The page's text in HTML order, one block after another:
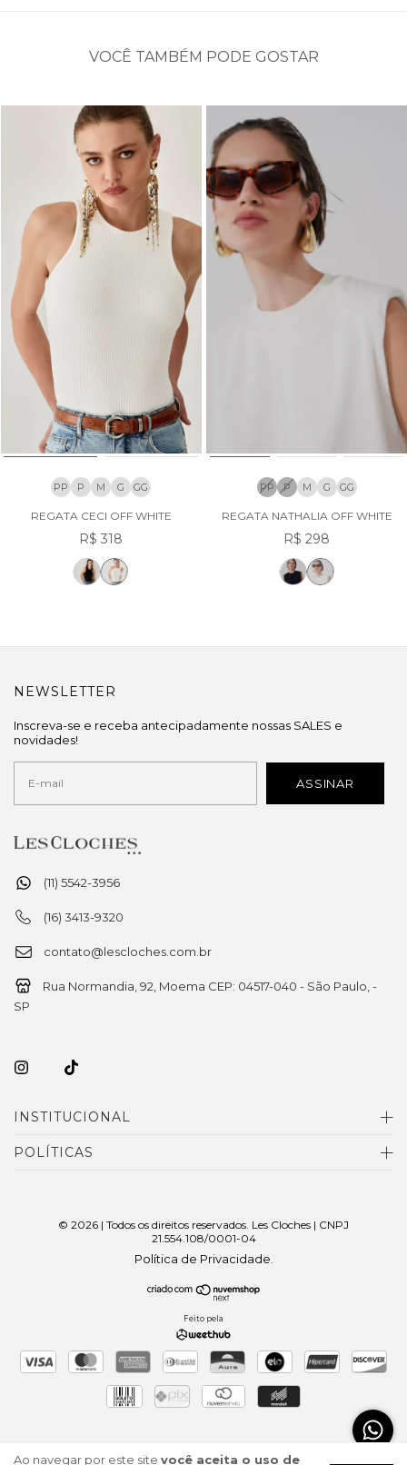
Ao navegar por este site você aceita o uso de
VOCÊ TAMBÉM PODE GOSTAR
PP P M G GG
REGATA CECI OFF WHITE
R$ 318
PP P M G GG
REGATA NATHALIA OFF WHITE
R$ 298
(11) 5542-3956
(16) 3413-9320
contato@lescloches.com.br
Rua Normandia, 92, Moema CEP: 04517-040 - São Paulo, -
SP
INSTITUCIONAL
POLÍTICAS
NEWSLETTER
Inscreva-se e receba antecipadamente nossas SALES e
novidades!
© 2026 | Todos os direitos reservados. Les Cloches | CNPJ
21.554.108/0001-04
Política de Privacidade.
Feito pela